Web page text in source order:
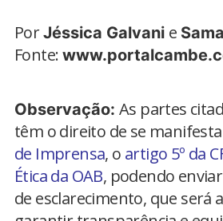
PorJéssica Galvani e
Fonte:
Observação: As partes
têm o direito de se
de Imprensa, o artigo 5º da
Ética da OAB, podendo enviar
de esclarecimento, que será